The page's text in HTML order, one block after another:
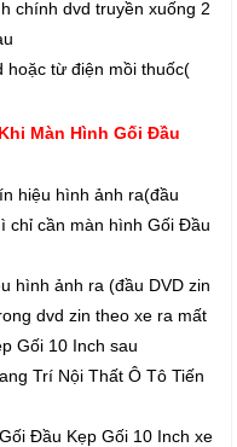
chính dvd truyền xuống 2
hoặc từ điện mồi thuốc(
Màn Hình Gối Đầu
hiệu hình ảnh ra(đầu
chỉ cần màn hình Gối Đầu
hình ảnh ra (đầu DVD zin
dvd zin theo xe ra mất
Gối 10 Inch sau
Trí Nội Thất Ô Tô Tiến
Đầu Kẹp Gối 10 Inch xe